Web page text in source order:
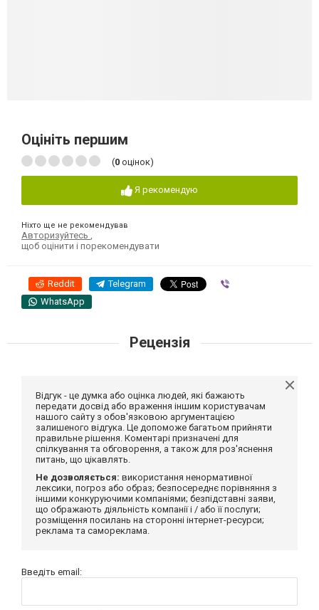
Оцініть першим
(0 оцінок)
Я рекомендую
Ніхто ще не рекомендував
Авторизуйтесь
щоб оцінити і порекомендувати
Reddit Telegram
WhatsApp
Рецензія
Відгук - це думка або оцінка людей, які бажають
передати досвід або враження іншим користувачам
нашого сайту з обов'язковою аргументацією
залишеного відгука. Це допоможе багатьом прийняти
правильне рішення. Коментарі призначені для
спілкування та обговорення, а також для роз'яснення
питань, що цікавлять.
Не дозволяється: використання ненормативної
лексики, погроз або образ; безпосереднє порівняння з
іншими конкуруючими компаніями; безпідставні заяви,
що ображають діяльність компанії і / або її послуги;
розміщення посилань на сторонні інтернет-ресурси;
реклама та самореклама.
Введіть email: